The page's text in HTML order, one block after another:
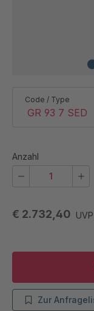
€ 2.732,40
Code / Type
Anzahl
Zur